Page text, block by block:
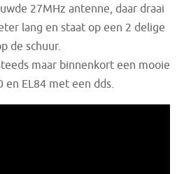
27MHz antenne, daar draai
lang en staat op een 2 delige
de schuur.
maar binnenkort een mooie
en EL84 met een dds.